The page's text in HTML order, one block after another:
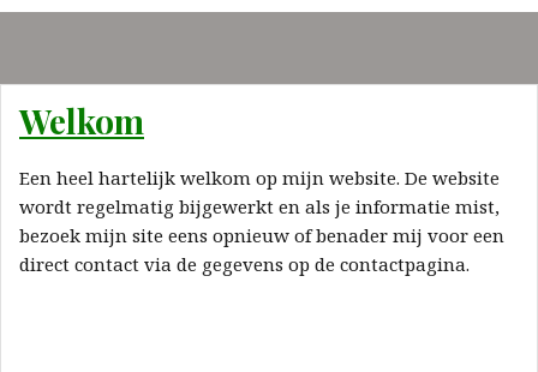
Welkom
Een heel hartelijk welkom op mijn website. De website
wordt regelmatig bijgewerkt en als je informatie mist,
bezoek mijn site eens opnieuw of benader mij voor een
direct contact via de gegevens op de contactpagina.